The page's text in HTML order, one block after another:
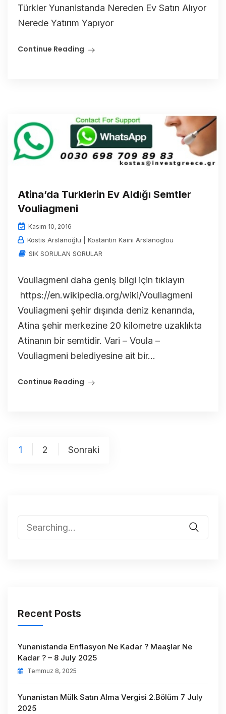
Türkler Yunanistanda Nereden Ev Satın Alıyor
Nerede Yatırım Yapıyor
Continue Reading
Atina’da Turklerin Ev Aldığı Semtler
Vouliagmeni
Kasım 10, 2016
Kostis Arslanoğlu | Kostantin Kaini Arslanoglou
SIK SORULAN SORULAR
Vouliagmeni daha geniş bilgi için tıklayın
https://en.wikipedia.org/wiki/Vouliagmeni
Vouliagmeni şehir dışında deniz kenarında,
Atina şehir merkezine 20 kilometre uzaklıkta
Atinanın bir semtidir. Vari – Voula –
Vouliagmeni belediyesine ait bir...
Continue Reading
1 2 Sonraki
Recent Posts
Yunanistanda Enflasyon Ne Kadar ? Maaşlar Ne
Kadar ? – 8 July 2025
Temmuz 8, 2025
Yunanistan Mülk Satın Alma Vergisi 2.Bölüm 7 July
2025